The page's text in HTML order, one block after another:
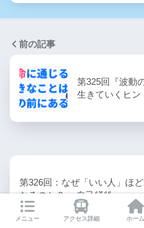
前の記事
第325回『波動
生きていくヒ
第326回：なぜ「いい人」ほど
なるのか？ ―自己犠牲…
メニュー アクセス詳細 ホーム